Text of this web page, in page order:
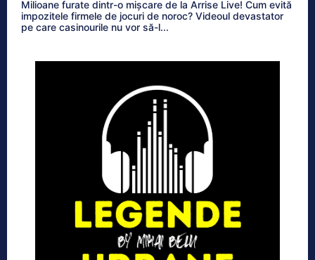
Milioane furate dintr-o mișcare de la Arrise Live! Cum evită
impozitele firmele de jocuri de noroc? Videoul devastator
pe care casinourile nu vor să-l...